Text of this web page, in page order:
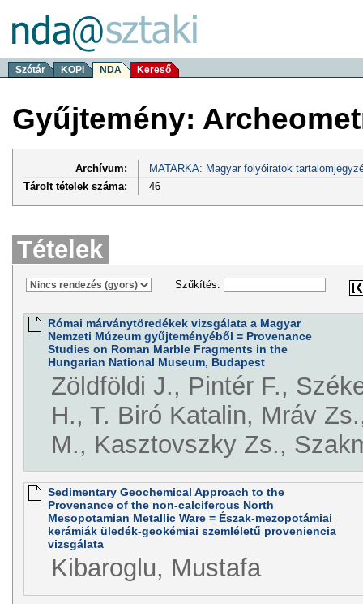
Szótár KOPI NDA Kereső
Gyűjtemény:
Archívum:
MATARKA: Magyar folyóiratok
Tárolt tételek száma:
46
Tételek
Szűkítés:
Római márványtöredékek vizsgálata a Magyar
Nemzeti Múzeum gyűjteményéből = Provenance
Studies on Roman Marble Fragments in the
Hungarian National Museum, Budapest
Zöldföldi J., Pintér F.,
H., T. Biró Katalin, Mráv
M., Kasztovszky Zs.,
Sedimentary Geochemical Approach to the
Provenance of the non-calciferous North
Mesopotamian Metallic Ware = Észak-mezopotámiai
kerámiák üledék-geokémiai szemléletű proveniencia
vizsgálata
Kibaroglu, Mustafa